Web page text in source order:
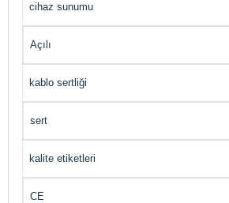
cihaz sunumu
Açılı
kablo sertliği
sert
kalite etiketleri
CE